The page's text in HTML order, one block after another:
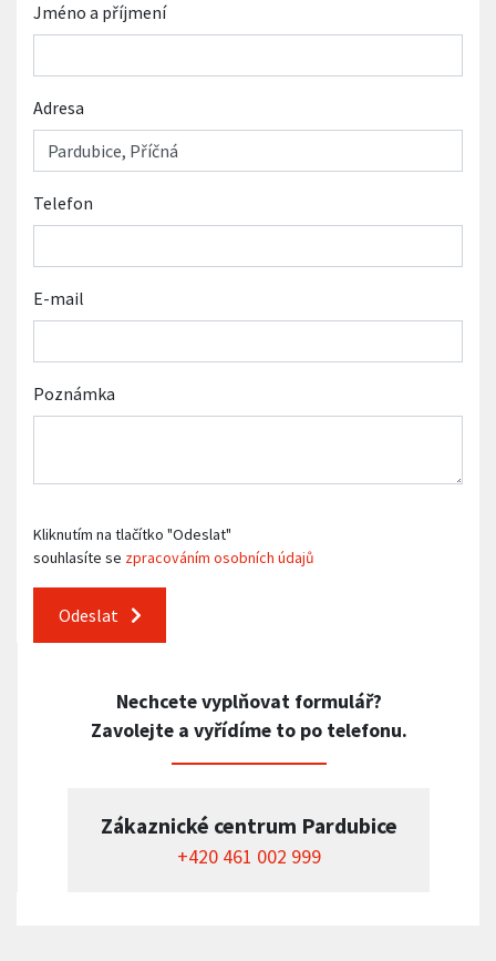
Jméno a příjmení
Adresa
Telefon
E-mail
Poznámka
Kliknutím na tlačítko "Odeslat"
souhlasíte se zpracováním osobních údajů
Odeslat
Nechcete vyplňovat formulář?
Zavolejte a vyřídíme to po telefonu.
Zákaznické centrum Pardubice
+420 461 002 999